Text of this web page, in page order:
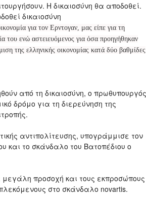
Η δικαιοσύνη θα αποδοθεί.
δικαιοσύνη
για τον Ερντογαν, μας είπε για τη
του ενώ αστειευόμενος για όσα προηγήθηκαν
της ελληνικής οικονομίας κατά δύο βαθμίδες
από τη δικαιοσύνη, ο πρωθυπουργός
δρόμο για τη διερεύνηση της
αντιπολίτευσης, υπογράμμισε τον
και το σκάνδαλο του Βατοπέδιου ο
μεγάλη προσοχή και τους εκπροσώπους
στο σκάνδαλο novartis.